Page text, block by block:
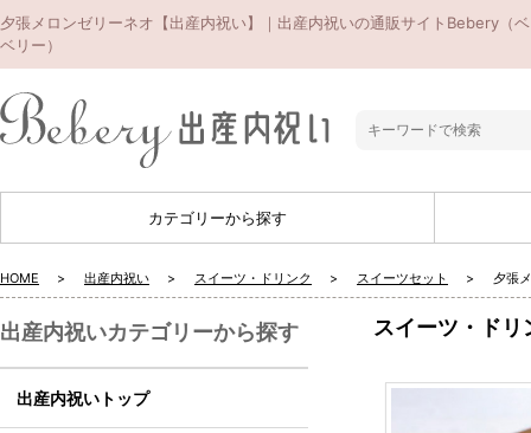
夕張メロンゼリーネオ【出産内祝い】｜出産内祝いの通販サイトBebery（ベ
ベリー）
カテゴリーから探す
HOME 出産内祝い スイーツ・ドリンク スイーツセット 夕張
スイーツ・ドリ
出産内祝いカテゴリーから探す
出産内祝いトップ